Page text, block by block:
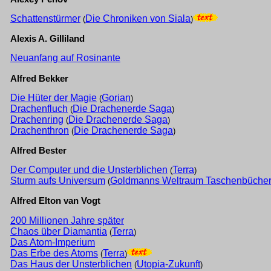
Schattenstürmer (Die Chroniken von Siala)
Alexis A. Gilliland
Neuanfang auf Rosinante
Alfred Bekker
Die Hüter der Magie (Gorian)
Drachenfluch (Die Drachenerde Saga)
Drachenring (Die Drachenerde Saga)
Drachenthron (Die Drachenerde Saga)
Alfred Bester
Der Computer und die Unsterblichen (Terra)
Sturm aufs Universum (Goldmanns Weltraum Taschenbücher
Alfred Elton van Vogt
200 Millionen Jahre später
Chaos über Diamantia (Terra)
Das Atom-Imperium
Das Erbe des Atoms (Terra)
Das Haus der Unsterblichen (Utopia-Zukunft)